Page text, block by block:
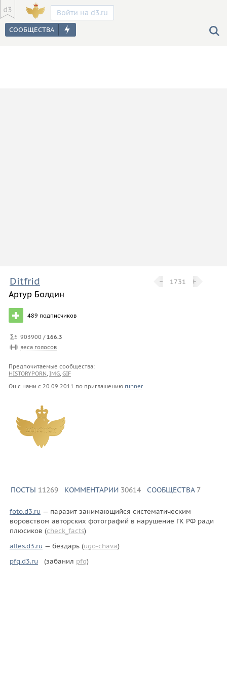
Войти на d3.ru
− −1731+ +
Ditfrid
Артур Болдин
489 подписчиков
903900 / 166.3
веса голосов
Предпочитаемые сообщества:
HISTORYPORN, IMG, GIF
Он с нами с 20.09.2011 по приглашению runner.
ПОСТЫ 11269 КОММЕНТАРИИ 30614 СООБЩЕСТВА 7
foto.d3.ru — паразит занимающийся систематическим
воровством авторских фотографий в нарушение ГК РФ ради
плюсиков (check_facts)
alles.d3.ru — бездарь (ugo-chava)
pfq.d3.ru (забанил pfq)